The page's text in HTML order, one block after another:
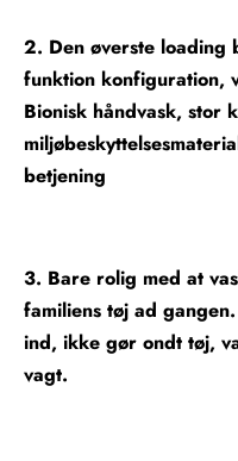
2. Den øverste loading
funktion konfiguration,
Bionisk håndvask, stor
betjening
3. Bare rolig med at
familiens tøj ad
ind, ikke gør ondt tøj,
vagt.